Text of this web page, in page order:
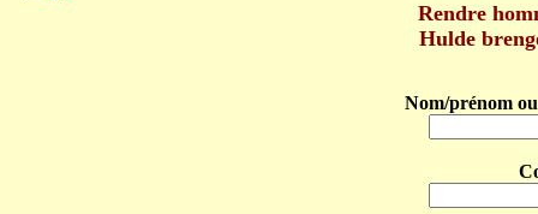
Rendre
Hulde
Nom/prénom